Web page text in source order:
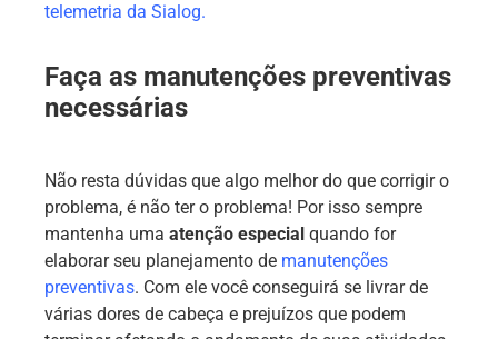
telemetria da Sialog.
Faça as manutenções preventivas
necessárias
Não resta dúvidas que algo melhor do que corrigir o
problema, é não ter o problema! Por isso sempre
mantenha uma atenção especial quando for
elaborar seu planejamento de manutenções
preventivas. Com ele você conseguirá se livrar de
várias dores de cabeça e prejuízos que podem